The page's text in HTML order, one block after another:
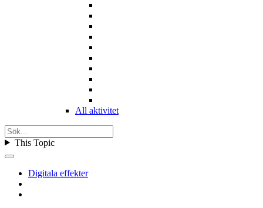
All aktivitet
This Topic
Digitala effekter